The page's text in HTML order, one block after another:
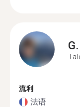
G.
流利
法语